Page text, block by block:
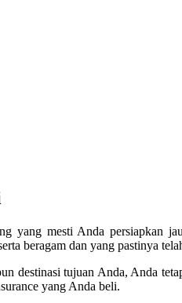
yang mesti Anda persiapkan
beragam dan yang pastinya
destinasi tujuan Anda, Anda
yang Anda beli.